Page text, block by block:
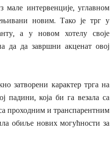
мале интервенције, углавном
новим. Тако је трг у
а у новом хотелу своје
да да завршни акценат овој
затворени карактер трга на
падини, која би га везала са
проходним и транспарентним
обиље нових могућности за